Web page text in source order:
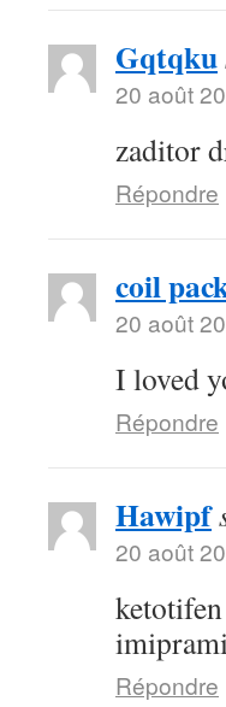
Gqtqku
20 août
zaditor
Répondre
coil
20 août
I loved
Répondre
Hawipf
20 août
Répondre